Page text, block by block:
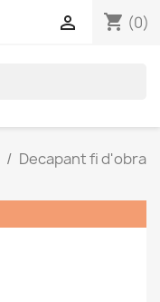
shopping_cart (0)

Decapant fi d'obra